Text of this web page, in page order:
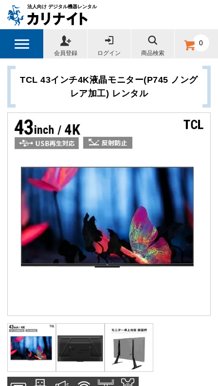
法人向け デジタル機器レンタル
会員登録 ログイン 商品検索
0
TCL 43インチ4K液晶モニター(P745 ノング
レア加工) レンタル